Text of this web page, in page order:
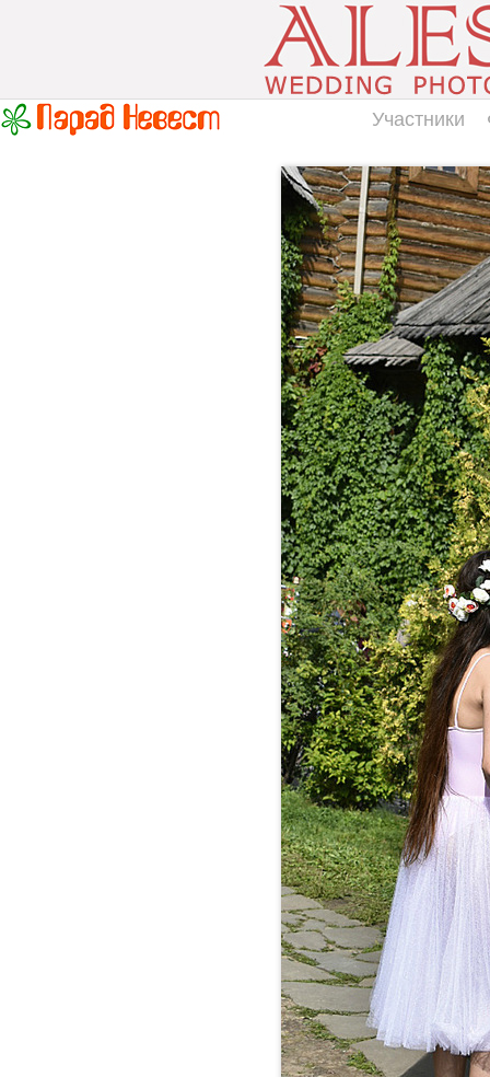
Участники